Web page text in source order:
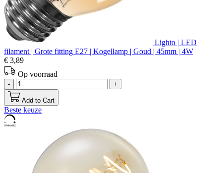
Lighto | LED
filament | Grote fitting E27 | Kogellamp | Goud | 45mm | 4W
€ 3,89
Op voorraad
- +
Add to Cart
Beste keuze